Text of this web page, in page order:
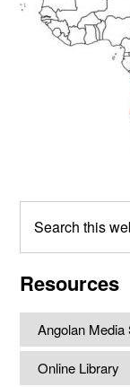
this
Resources
Angolan Media
Online Library